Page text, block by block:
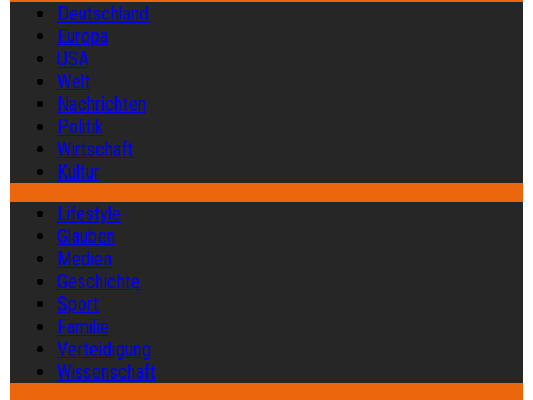
Deutschland
Europa
USA
Welt
Nachrichten
Politik
Wirtschaft
Kultur
Lifestyle
Glauben
Medien
Geschichte
Sport
Familie
Verteidigung
Wissenschaft